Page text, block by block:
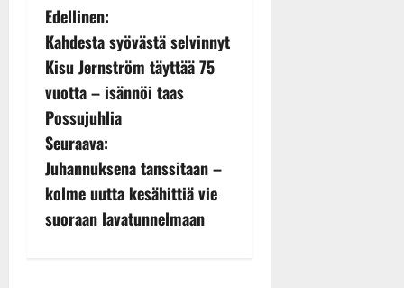
P
o
s
t
n
a
Edellinen:
Kahdesta syövästä selvinnyt
Kisu Jernström täyttää 75
vuotta – isännöi taas
Possujuhlia
Seuraava:
Juhannuksena tanssitaan –
kolme uutta kesähittiä vie
suoraan lavatunnelmaan